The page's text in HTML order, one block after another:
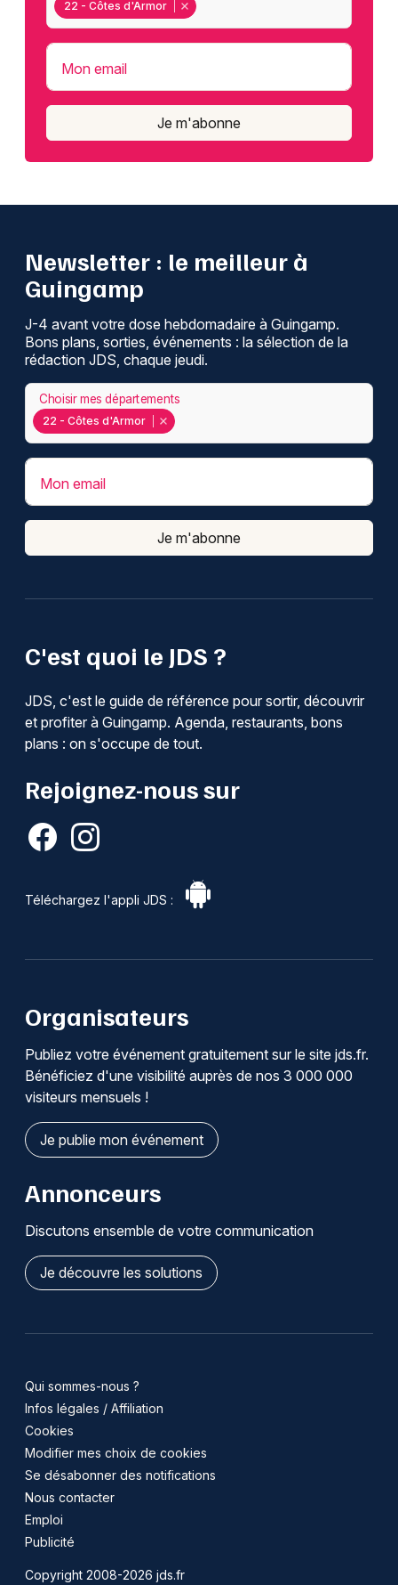
22 - Côtes d'Armor
Mon email
Je m'abonne
C'est quoi le JDS ?
JDS, c'est le guide de référence pour sortir, découvrir
et profiter à Guingamp. Agenda, restaurants, bons
plans : on s'occupe de tout.
Rejoignez-nous sur
Téléchargez l'appli JDS :
Newsletter : le meilleur à
Guingamp
J-4 avant votre dose hebdomadaire à Guingamp.
Bons plans, sorties, événements : la sélection de la
rédaction JDS, chaque jeudi.
22 - Côtes d'Armor
Choisir mes départements
Mon email
Je m'abonne
Organisateurs
Publiez votre événement gratuitement sur le site jds.fr.
Bénéficiez d'une visibilité auprès de nos 3 000 000
visiteurs mensuels !
Je publie mon événement
Annonceurs
Discutons ensemble de votre communication
Je découvre les solutions
Qui sommes-nous ?
Infos légales / Affiliation
Cookies
Modifier mes choix de cookies
Se désabonner des notifications
Nous contacter
Emploi
Publicité
Copyright 2008-2026 jds.fr